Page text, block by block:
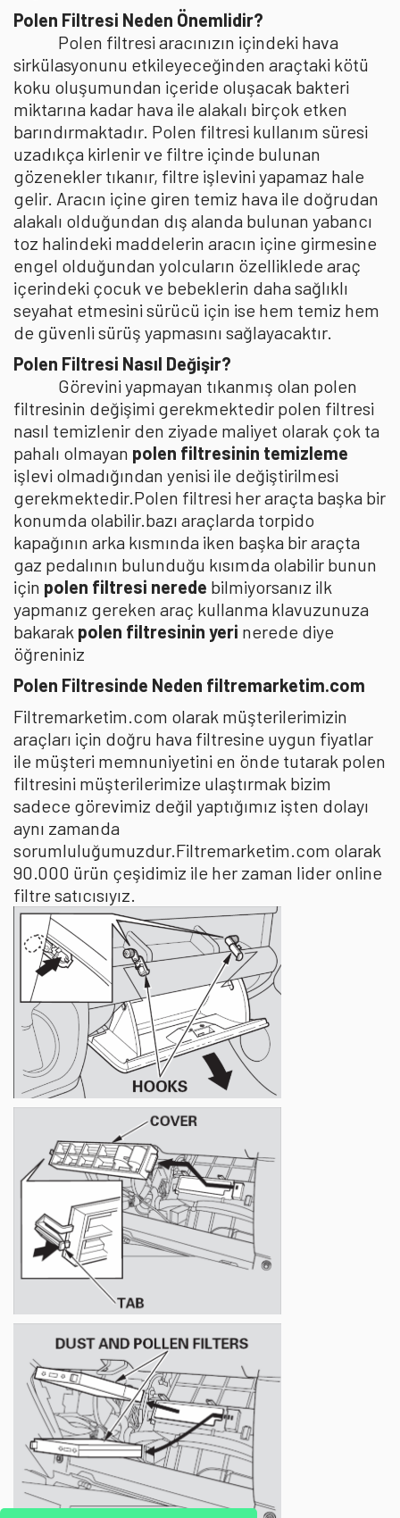
Polen Filtresi Neden Önemlidir?
Polen filtresi aracınızın içindeki hava
sirkülasyonunu etkileyeceğinden araçtaki kötü
koku oluşumundan içeride oluşacak bakteri
miktarına kadar hava ile alakalı birçok etken
barındırmaktadır. Polen filtresi kullanım süresi
uzadıkça kirlenir ve filtre içinde bulunan
gözenekler tıkanır, filtre işlevini yapamaz hale
gelir. Aracın içine giren temiz hava ile doğrudan
alakalı olduğundan dış alanda bulunan yabancı
toz halindeki maddelerin aracın içine girmesine
engel olduğundan yolcuların özelliklede araç
içerindeki çocuk ve bebeklerin daha sağlıklı
seyahat etmesini sürücü için ise hem temiz hem
de güvenli sürüş yapmasını sağlayacaktır.
Polen Filtresi Nasıl Değişir?
Görevini yapmayan tıkanmış olan polen
filtresinin değişimi gerekmektedir polen filtresi
nasıl temizlenir den ziyade maliyet olarak çok ta
pahalı olmayan polen filtresinin temizleme
işlevi olmadığından yenisi ile değiştirilmesi
gerekmektedir.Polen filtresi her araçta başka bir
konumda olabilir.bazı araçlarda torpido
kapağının arka kısmında iken başka bir araçta
gaz pedalının bulunduğu kısımda olabilir bunun
için polen filtresi nerede bilmiyorsanız ilk
yapmanız gereken araç kullanma klavuzunuza
bakarak polen filtresinin yeri nerede diye
öğreniniz
Polen Filtresinde Neden filtremarketim.com
Filtremarketim.com olarak müşterilerimizin
araçları için doğru hava filtresine uygun fiyatlar
ile müşteri memnuniyetini en önde tutarak polen
filtresini müşterilerimize ulaştırmak bizim
sadece görevimiz değil yaptığımız işten dolayı
aynı zamanda
sorumluluğumuzdur.Filtremarketim.com olarak
90.000 ürün çeşidimiz ile her zaman lider online
filtre satıcısıyız.